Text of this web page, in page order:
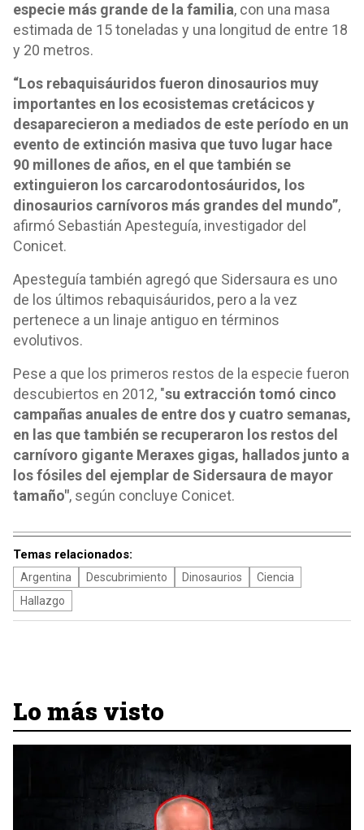
especie más grande de la familia, con una masa
estimada de 15 toneladas y una longitud de entre 18
y 20 metros.
“Los rebaquisáuridos fueron dinosaurios muy
importantes en los ecosistemas cretácicos y
desaparecieron a mediados de este período en un
evento de extinción masiva que tuvo lugar hace
90 millones de años, en el que también se
extinguieron los carcarodontosáuridos, los
dinosaurios carnívoros más grandes del mundo”,
afirmó Sebastián Apesteguía, investigador del
Conicet.
Apesteguía también agregó que Sidersaura es uno
de los últimos rebaquisáuridos, pero a la vez
pertenece a un linaje antiguo en términos
evolutivos.
Pese a que los primeros restos de la especie fueron
descubiertos en 2012, "su extracción tomó cinco
campañas anuales de entre dos y cuatro semanas,
en las que también se recuperaron los restos del
carnívoro gigante Meraxes gigas, hallados junto a
los fósiles del ejemplar de Sidersaura de mayor
tamaño", según concluye Conicet.
Temas relacionados:
Argentina Descubrimiento Dinosaurios
Ciencia
Hallazgo
Lo más visto